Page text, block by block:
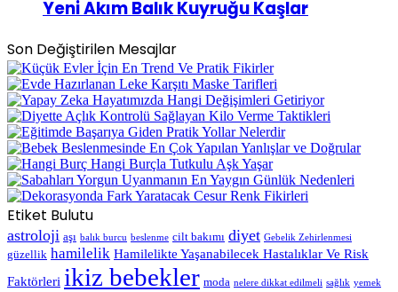
Yeni Akım Balık Kuyruğu Kaşlar
Son Değiştirilen Mesajlar
Etiket Bulutu
astroloji aşı balık burcu beslenme cilt bakımı diyet Gebelik Zehirlenmesi
güzellik hamilelik Hamilelikte Yaşanabilecek Hastalıklar Ve Risk
Faktörleri ikiz bebekler moda nelere dikkat edilmeli sağlık yemek